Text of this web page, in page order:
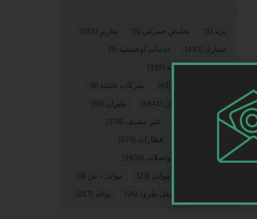
بريد (1) تخليص جمركي (5) تقارير (151)
جمارك (433) خدمات لوجستية (9)
شخصيات لوجستية (189)
(61) شركات ناشئة (8)
طيران (6841) طيران (58)
طيران - ش غير مصنف (178)
قطارات (576)
مقالات مواصلات (2436)
موانئ (23) موانئ - ش (3)
نقل طرود (26) نوافذ (217)